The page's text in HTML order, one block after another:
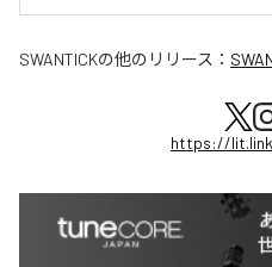
SWANTICKの他のリリース：
https://